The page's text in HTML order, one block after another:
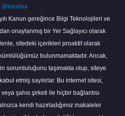
@karabul
Kanun gereğince Bilgi Teknolojileri ve
onaylanmış bir Yer Sağlayıcı olarak
sitedeki içerikleri proaktif olarak
bulunmamaktadır. Ancak,
sorumluluğunu taşımakta olup, siteye
etmiş sayılırlar. Bu internet sitesi,
şahıs şirketi ile hiçbir bağlantısı
kendi hazırladığımız makaleler